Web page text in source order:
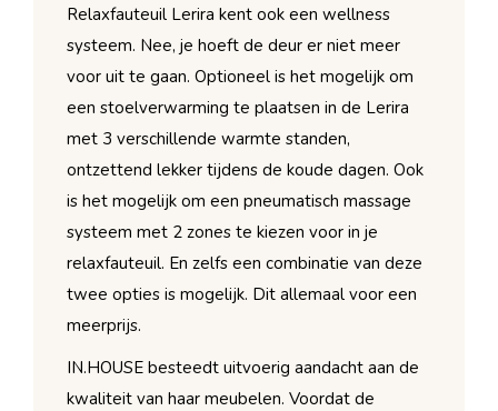
Relaxfauteuil Lerira kent ook een wellness
systeem. Nee, je hoeft de deur er niet meer
voor uit te gaan. Optioneel is het mogelijk om
een stoelverwarming te plaatsen in de Lerira
met 3 verschillende warmte standen,
ontzettend lekker tijdens de koude dagen. Ook
is het mogelijk om een pneumatisch massage
systeem met 2 zones te kiezen voor in je
relaxfauteuil. En zelfs een combinatie van deze
twee opties is mogelijk. Dit allemaal voor een
meerprijs.
IN.HOUSE besteedt uitvoerig aandacht aan de
kwaliteit van haar meubelen. Voordat de